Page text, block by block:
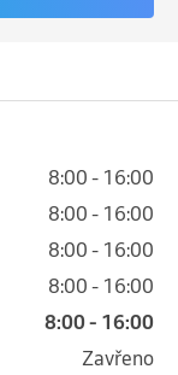
8:00 - 16:00
8:00 - 16:00
8:00 - 16:00
8:00 - 16:00
8:00 - 16:00
Zavřeno